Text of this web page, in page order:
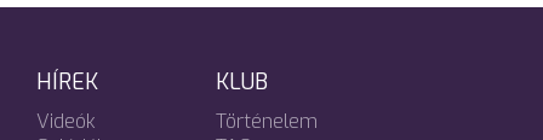
HÍREK
Videók
KLUB
Történelem